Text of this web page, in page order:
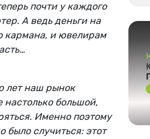
почти у каждого
А ведь деньги на
кармана, и ювелирам
лет наш рынок
настолько большой,
Именно поэтому
было случиться: этот